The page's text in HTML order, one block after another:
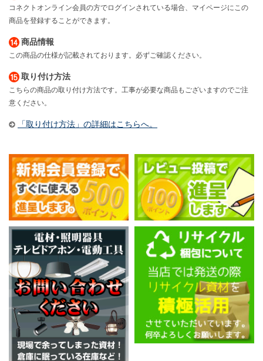
コネクトオンライン会員の方でログインされている場合、マイページにこの
商品を登録することができます。
商品情報
この商品の仕様が記載されております。必ずご確認ください。
取り付け方法
こちらの商品の取り付け方法です。工事が必要な商品もございますのでご注
意ください。
「取り付け方法」の詳細はこちらへ。